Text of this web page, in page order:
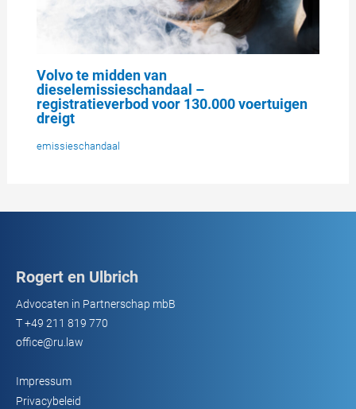
Volvo te midden van
dieselemissieschandaal –
registratieverbod voor 130.000 voertuigen
dreigt
emissieschandaal
Rogert en Ulbrich
Advocaten in Partnerschap mbB
T+49 211 819 770
office@ru.law
Impressum
Privacybeleid